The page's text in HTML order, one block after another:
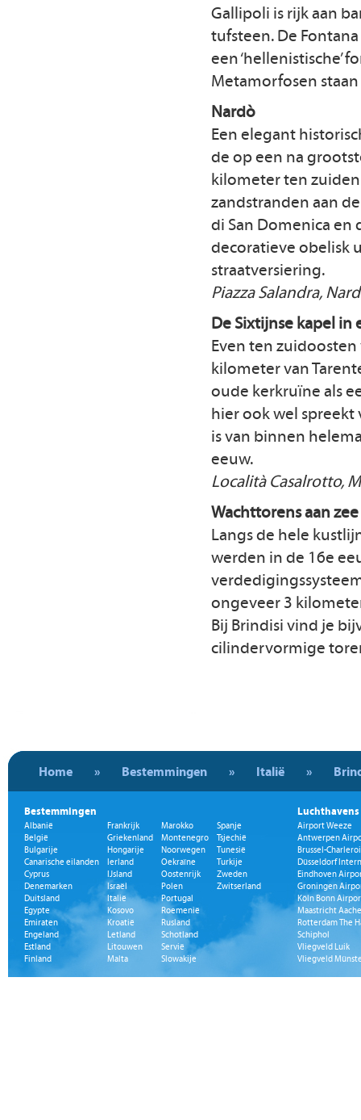
Gallipoli is rijk aan
tufsteen. De
een ‘hellenistische’
Metamorfosen
Nardò
Een elegant
de op een na
kilometer ten
zandstranden aan
di San Domenica en
decoratieve obelisk
straatversiering.
Piazza Salandra,
De Sixtijnse kapel in
Even ten
kilometer van
oude kerkruïne als
hier ook wel spreekt
is van binnen
eeuw.
Località Casalrotto,
Wachttorens aan zee
Langs de hele
werden in de 16e
ongeveer 3
Bij Brindisi vind je
cilindervormige
Home » Bestemmingen » Italië »
Bestemmingen
Albanië
België
Bulgarije
Canarische eilanden
Cyprus
Denemarken
Duitsland
Egypte
Emiraten
Engeland
Estland
Finland
Frankrijk
Griekenland
Hongarije
Ierland
IJsland
Israël
Italië
Kosovo
Kroatië
Letland
Litouwen
Malta
Marokko
Montenegro
Noorwegen
Oekraïne
Oostenrijk
Polen
Portugal
Roemenië
Rusland
Schotland
Servië
Slowakije
Spanje
Tsjechië
Tunesië
Turkije
Zweden
Zwitserland
Luchthavens
Airport Weeze
Antwerpen
Brussel-
Düsseldorf
Eindhoven
Groningen
Köln Bonn
Maastricht
Rotterdam The
Schiphol
Vliegveld Luik
Vliegveld